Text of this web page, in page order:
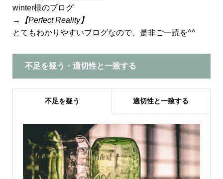
winter様のブログ
→
【Perfect Reality】
とてもわかりやすいブログなので、是非ご一読を^^
不足を疑う・適切性と一致する
不足を疑う 適切性と一致する